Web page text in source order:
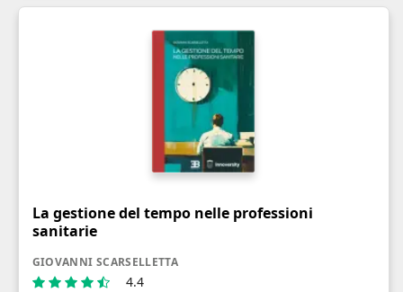
La gestione del tempo nelle professioni
sanitarie
GIOVANNI SCARSELLETTA
4.4